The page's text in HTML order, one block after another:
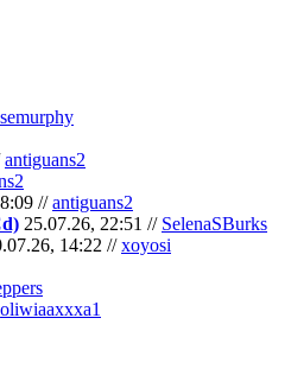
antiguans2
//antiguans2
25.07.26, 22:51 // SelenaSBurks
14:22 //xoyosi
oliwiaaxxxa1